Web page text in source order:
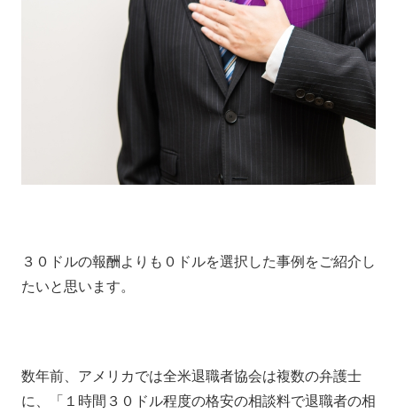
３０ドルの報酬よりも０ドルを選択した事例をご紹介し
たいと思います。
数年前、アメリカでは全米退職者協会は複数の弁護士
に、「１時間３０ドル程度の格安の相談料で退職者の相